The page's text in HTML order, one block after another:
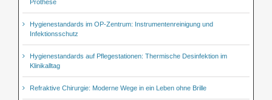
Prothese
Hygienestandards im OP-Zentrum: Instrumentenreinigung und
Infektionsschutz
Hygienestandards auf Pflegestationen: Thermische Desinfektion im
Klinikalltag
Refraktive Chirurgie: Moderne Wege in ein Leben ohne Brille